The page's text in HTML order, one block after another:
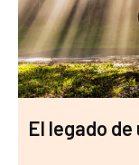
El legado